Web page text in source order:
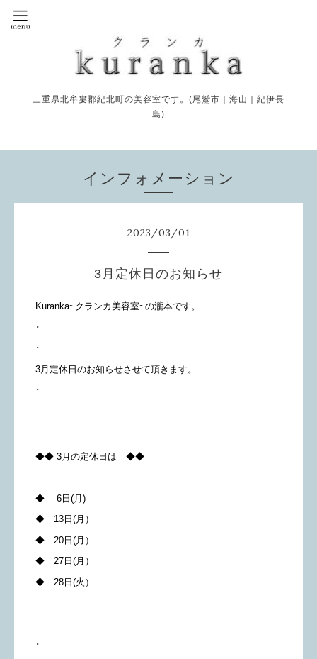
三重県北牟婁郡紀北町の美容室です。(尾鷲市｜海山｜紀伊長
島)
インフォメーション
2023/03/01
3月定休日のお知らせ
Kuranka~クランカ美容室~の瀧本です。
･
･
3月定休日のお知らせさせて頂きます。
･
◆◆ 3月の定休日は ◆◆
◆ 6日(月)
◆ 13日(月）
◆ 20日(月）
◆ 27日(月）
◆ 28日(火）
･